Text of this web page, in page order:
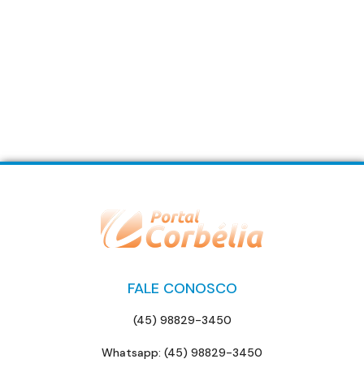
FALE CONOSCO
(45) 98829-3450
Whatsapp: (45) 98829-3450